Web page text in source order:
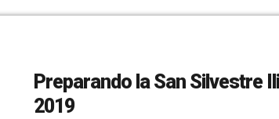
Preparando la San Silvestre
2019